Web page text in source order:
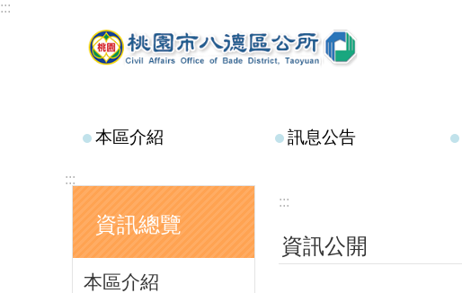
跳到主要內容區塊
:::
本區介紹 訊息公告
:::
資訊總覽
本區介紹
:::
資訊公開